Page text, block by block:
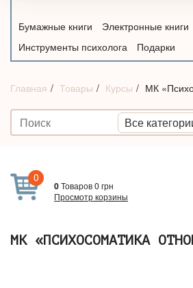
Бумажные книги
Электронные книги
Инструменты психолога
Подарки
Главная Товары Курсы МК
0
0Товаров0грн
Просмотр корзины
МК «ПСИХОСОМАТИКА